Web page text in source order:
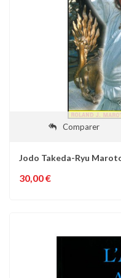
Comparer
Jodo Takeda-Ryu
30,00 €